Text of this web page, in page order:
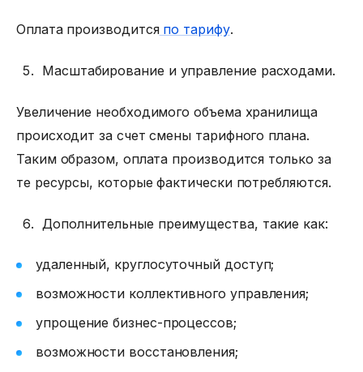
Оплата производится по тарифу.
Масштабирование и управление расходами.
Увеличение необходимого объема хранилища
происходит за счет смены тарифного плана.
Таким образом, оплата производится только за
те ресурсы, которые фактически потребляются.
Дополнительные преимущества, такие как:
удаленный, круглосуточный доступ;
возможности коллективного управления;
упрощение бизнес-процессов;
возможности восстановления;